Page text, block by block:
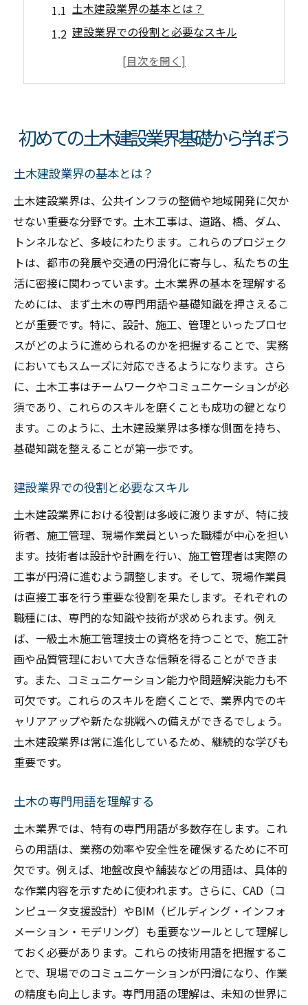
土木建設業界の基本とは？
建設業界での役割と必要なスキル
土木の専門用語を理解する
土木建設の基礎を身につけるために
土木のプロセス建設現場の流れを知る
プロジェクトの開始から完了までの流れ
現場作業のステップバイステップガイド
効率的なチームワークの重要性
具体的な作業内容とその順番
工事の進行をスムーズにする秘訣
現場における安全管理のポイント
土木の基本未経験者でも理解できる解説
土木分野の基礎知識を学ぶ
未経験者向けの土木用語集
基本的な技術とその応用
分かりやすく解説する土木工事の仕組み
初めての現場体験に備える
未経験でも安心して働ける理由
現代の土木技術の概要
建設業界で必要な知識と資格
土木工事の計画と実行
環境に優しい建設技術の紹介
持続可能な土木の未来を考える
土木入門建設業界の基本を知るために
建設業界の全体像を理解する
土木におけるチームワークの力
業界の主要プレイヤーとその役割
土木工事が社会に与える影響
土木工事初心者が知っておくべきポイント
現場での基本的なマナー
初めての土木工事で注意すべき点
安全第一の作業環境を作るために
初心者が取り組むべきプロジェクト
スキルを磨くための実践的な方法
経験を積むことの重要性
未経験からの土木デビュー安心のサポート
未経験者を支える研修制度
初めての土木建設業界基礎から学ぼう
土木建設業界の基本とは？
土木建設業界は、公共インフラの整備や地域開発に欠か
せない重要な分野です。土木工事は、道路、橋、ダム、
トンネルなど、多岐にわたります。これらのプロジェク
トは、都市の発展や交通の円滑化に寄与し、私たちの生
活に密接に関わっています。土木業界の基本を理解する
ためには、まず土木の専門用語や基礎知識を押さえるこ
とが重要です。特に、設計、施工、管理といったプロセ
スがどのように進められるのかを把握することで、実務
においてもスムーズに対応できるようになります。さら
に、土木工事はチームワークやコミュニケーションが必
須であり、これらのスキルを磨くことも成功の鍵となり
ます。このように、土木建設業界は多様な側面を持ち、
基礎知識を整えることが第一歩です。
建設業界での役割と必要なスキル
土木建設業界における役割は多岐に渡りますが、特に技
術者、施工管理、現場作業員といった職種が中心を担い
ます。技術者は設計や計画を行い、施工管理者は実際の
工事が円滑に進むよう調整します。そして、現場作業員
は直接工事を行う重要な役割を果たします。それぞれの
職種には、専門的な知識や技術が求められます。例え
ば、一級土木施工管理技士の資格を持つことで、施工計
画や品質管理において大きな信頼を得ることができま
す。また、コミュニケーション能力や問題解決能力も不
可欠です。これらのスキルを磨くことで、業界内でのキ
ャリアアップや新たな挑戦への備えができるでしょう。
土木建設業界は常に進化しているため、継続的な学びも
重要です。
土木の専門用語を理解する
土木業界では、特有の専門用語が多数存在します。これ
らの用語は、業務の効率や安全性を確保するために不可
欠です。例えば、地盤改良や舗装などの用語は、具体的
な作業内容を示すために使われます。さらに、CAD（コ
ンピュータ支援設計）やBIM（ビルディング・インフォ
メーション・モデリング）も重要なツールとして理解し
ておく必要があります。これらの技術用語を把握するこ
とで、現場でのコミュニケーションが円滑になり、作業
の精度も向上します。専門用語の理解は、未知の世界に